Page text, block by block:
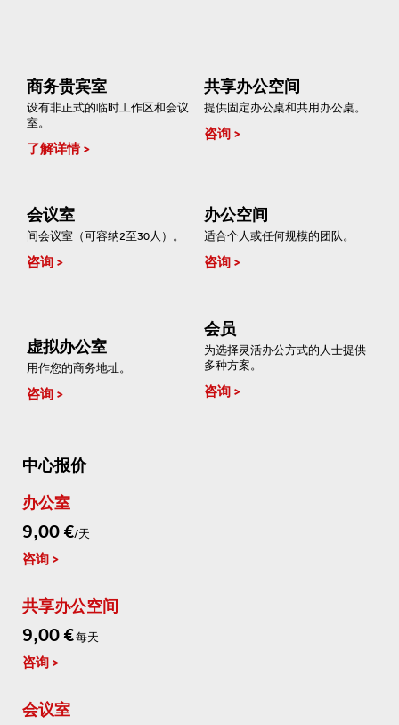
商务贵宾室
设有非正式的临时工作区和会议
室。
了解详情
共享办公空间
提供固定办公桌和共用办公桌。
咨询
会议室
间会议室（可容纳2至30人）。
咨询
办公空间
适合个人或任何规模的团队。
咨询
虚拟办公室
用作您的商务地址。
咨询
会员
为选择灵活办公方式的人士提供
多种方案。
咨询
中心报价
办公室
9,00 €/天
咨询
共享办公空间
9,00 €每天
咨询
会议室